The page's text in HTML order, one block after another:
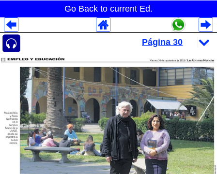
Go Back to current Ed.
Despliegues Analytics
Despliegues Totales
Despliegues por Rubros